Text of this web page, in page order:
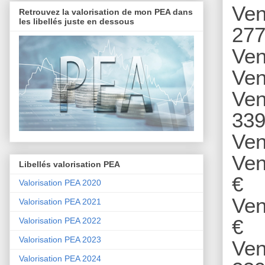
€
€
Retrouvez la valorisation de mon PEA dans
les libellés juste en dessous
Libellés valorisation PEA
Valorisation PEA 2020
Valorisation PEA 2021
Valorisation PEA 2022
Valorisation PEA 2023
Valorisation PEA 2024